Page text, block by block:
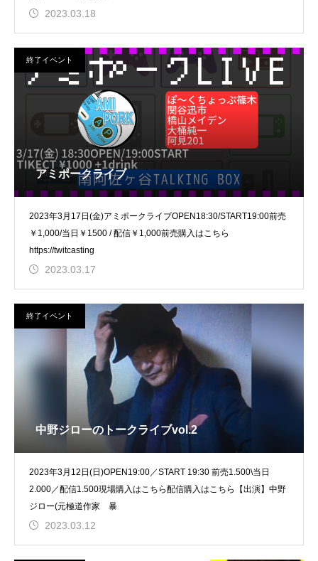
2023.03.18
終了イベント
アミポークライブ
2023年3月17日(金)アミポークライブOPEN18:30/START19:00前売
￥1,000/当日￥1500 / 配信￥1,000前売購入はこちら
https://twitcasting
2023.03.17
終了イベント
中野ジローのトークライブvol.2
2023年3月12日(日)OPEN19:00／START 19:30 前売1.500\当日
2.000／配信1.500現場購入はこちら配信購入はこちら【出演】中野
ジロー(元極道作家 暴
2023.03.12